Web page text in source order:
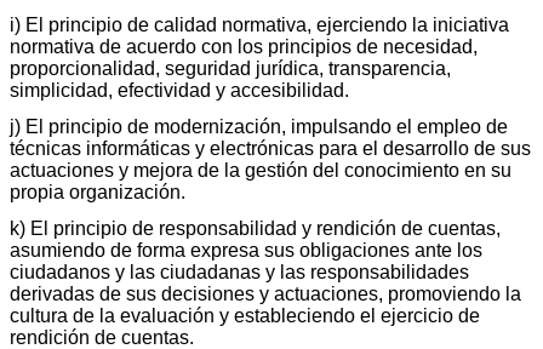
i) El principio de calidad normativa, ejerciendo la iniciativa
normativa de acuerdo con los principios de necesidad,
proporcionalidad, seguridad jurídica, transparencia,
simplicidad, efectividad y accesibilidad.
j) El principio de modernización, impulsando el empleo de
técnicas informáticas y electrónicas para el desarrollo de sus
actuaciones y mejora de la gestión del conocimiento en su
propia organización.
k) El principio de responsabilidad y rendición de cuentas,
asumiendo de forma expresa sus obligaciones ante los
ciudadanos y las ciudadanas y las responsabilidades
derivadas de sus decisiones y actuaciones, promoviendo la
cultura de la evaluación y estableciendo el ejercicio de
rendición de cuentas.